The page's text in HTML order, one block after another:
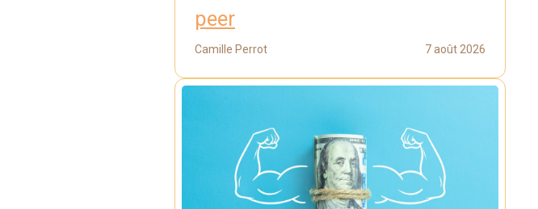
peer
Camille Perrot 7 août 2026